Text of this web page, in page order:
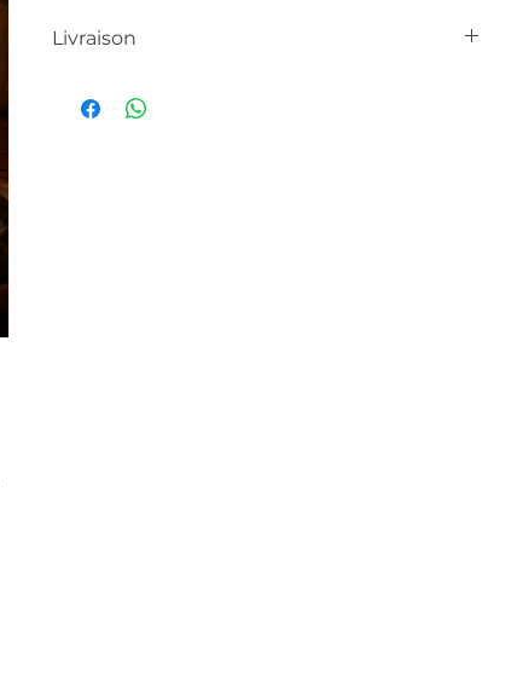
Livraison
retrait boutique possible.